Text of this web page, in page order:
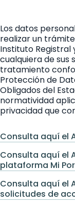
Los datos
realizar un
Instituto Registral
cualquiera de sus
tratamiento
Protección de
Obligados del
normatividad
privacidad que
Consulta aquí el
Consulta aquí el
plataforma Mi
Consulta aquí el
solicitudes de